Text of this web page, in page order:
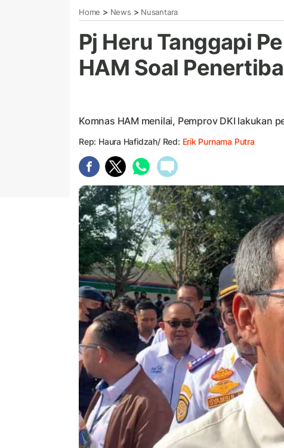
Home > News > Nusantara
Pj Heru Tanggapi
HAM Soal
Komnas HAM menilai, Pemprov DKI lakukan
Rep: Haura Hafidzah/ Red: Erik Purnama Putra